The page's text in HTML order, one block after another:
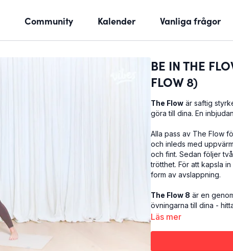
Community Kalender Vanliga frågor
BE IN THE
FLOW 8)
The Flow är saftig
göra till dina. En
Alla pass av The Flow
och inleds med
och fint. Sedan följer
trötthet. För att kapsla
form av avslappning.
The Flow 8 är en
övningarna till dina -
chansen att göra
avslutas med en
Läs mer